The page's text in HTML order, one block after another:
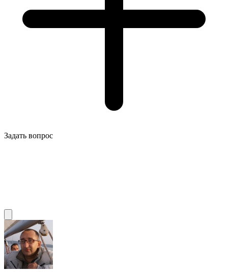
Задать вопрос